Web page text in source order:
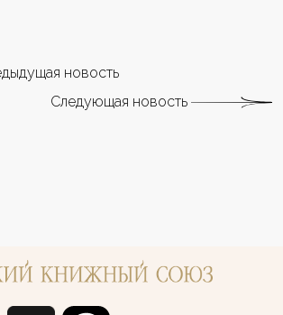
новость
Следующая новость